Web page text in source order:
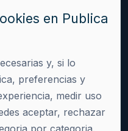
en Publica
y, si lo
preferencias y
medir uso
aceptar, rechazar
por categoria.